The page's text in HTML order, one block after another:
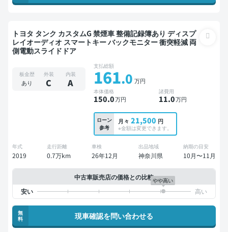
トヨタ タンク カスタムG 禁煙車 整備記録簿あり ディスプ
レイオーディオ スマートキー バックモニター 衝突軽減 両
側電動スライドドア
板金歴
あり
外装
C
内装
A
支払総額
161.0 万円
本体価格
150.0万円
諸費用
11.0万円
ローン
参考
月々 21,500 円
※金額は変更できます。
年式
2019
走行距離
0.7万km
車検
26年12月
出品地域
神奈川県
納期の目安
10月〜11月
中古車販売店の価格との比較やや高い
無
料
現車確認を問い合わせる